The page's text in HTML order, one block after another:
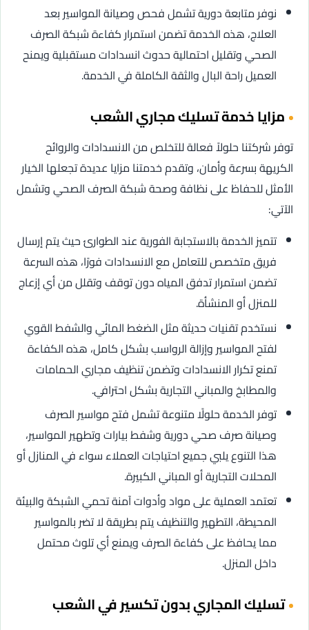
نوفر متابعة دورية تشمل فحص وصيانة المواسير بعد
العلاج، هذه الخدمة تضمن استمرار كفاءة شبكة الصرف
الصحي وتقليل احتمالية حدوث انسدادات مستقبلية ويمنح
العميل راحة البال والثقة الكاملة في الخدمة.
مزايا خدمة تسليك مجاري الشعب
توفر شركتنا حلولاً فعالة للتخلص من الانسدادات والروائح
الكريهة بسرعة وأمان، وتقدم خدمتنا مزايا عديدة تجعلها الخيار
الأمثل للحفاظ على نظافة وصحة شبكة الصرف الصحي وتشمل
الآتي:
تتميز الخدمة بالاستجابة الفورية عند الطوارئ حيث يتم إرسال
فريق متخصص للتعامل مع الانسدادات فورًا، هذه السرعة
تضمن استمرار تدفق المياه دون توقف وتقلل من أي إزعاج
للمنزل أو المنشأة.
نستخدم تقنيات حديثة مثل الضغط المائي والشفط القوي
لفتح المواسير وإزالة الرواسب بشكل كامل، هذه الكفاءة
تمنع تكرار الانسدادات وتضمن تنظيف مجاري الحمامات
والمطابخ والمباني التجارية بشكل احترافي.
توفر الخدمة حلولًا متنوعة تشمل فتح مواسير الصرف
وصيانة صرف صحي دورية وشفط بيارات وتطهير المواسير،
هذا التنوع يلبي جميع احتياجات العملاء سواء في المنازل أو
المحلات التجارية أو المباني الكبيرة.
تعتمد العملية على مواد وأدوات آمنة تحمي الشبكة والبيئة
المحيطة، التطهير والتنظيف يتم بطريقة لا تضر بالمواسير
مما يحافظ على كفاءة الصرف ويمنع أي تلوث محتمل
داخل المنزل.
تسليك المجاري بدون تكسير في الشعب